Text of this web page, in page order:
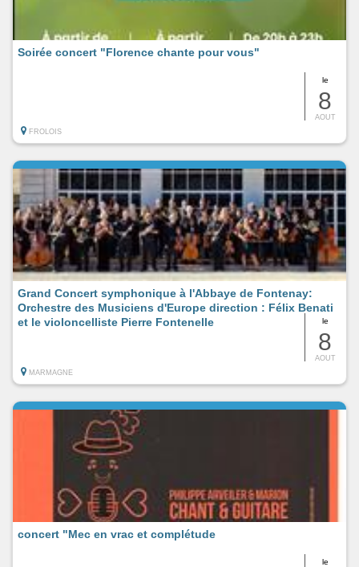
le
8
AOUT
Soirée concert "Florence chante pour vous"
FROLOIS
le
8
AOUT
Grand Concert symphonique à l'Abbaye de Fontenay:
Orchestre des Musiciens d'Europe direction : Félix Benati
et le violoncelliste Pierre Fontenelle
MARMAGNE
le
concert "Mec en vrac et complétude